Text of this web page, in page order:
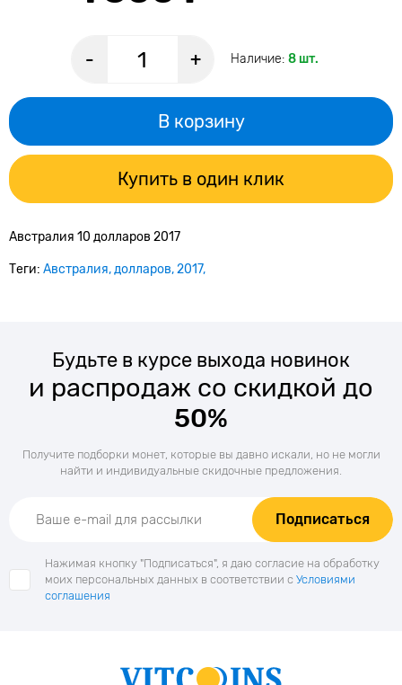
- + Наличие: 8 шт.
В корзину
Купить в один клик
Австралия 10 долларов 2017
Теги: Австралия долларов 2017
Будьте в курсе выхода новинок
и распродаж со скидкой до
50%
Получите подборки монет, которые вы давно искали, но не могли
найти и индивидуальные скидочные предложения.
Подписаться
Нажимая кнопку "Подписаться", я даю согласие на обработку
моих персональных данных в соответствии с Условиями
соглашения